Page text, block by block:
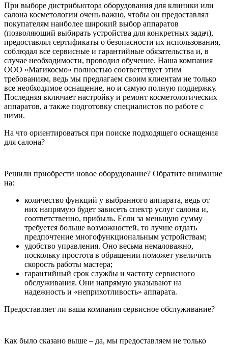
При выборе дистрибьютора оборудования для клиники или
салона косметологии очень важно, чтобы он предоставлял
покупателям наиболее широкий выбор аппаратов
(позволяющий выбирать устройства для конкретных задач),
предоставлял сертификаты о безопасности их использования,
соблюдал все сервисные и гарантийные обязательства и, в
случае необходимости, проводил обучение. Наша компания
ООО «Магикосмо» полностью соответствует этим
требованиям, ведь мы предлагаем своим клиентам не только
все необходимое оснащение, но и самую полную поддержку.
Последняя включает настройку и ремонт косметологических
аппаратов, а также подготовку специалистов по работе с
ними.
На что ориентироваться при поиске подходящего оснащения
для салона?
Решили приобрести новое оборудование? Обратите внимание
на:
количество функций у выбранного аппарата, ведь от
них напрямую будет зависеть спектр услуг салона и,
соответственно, прибыль. Если за меньшую сумму
требуется больше возможностей, то лучше отдать
предпочтение многофункциональным устройствам;
удобство управления. Оно весьма немаловажно,
поскольку простота в обращении поможет увеличить
скорость работы мастера;
гарантийный срок службы и частоту сервисного
обслуживания. Они напрямую указывают на
надежность и «неприхотливость» аппарата.
Предоставляет ли ваша компания сервисное обслуживание?
Как было сказано выше – да, мы предоставляем не только